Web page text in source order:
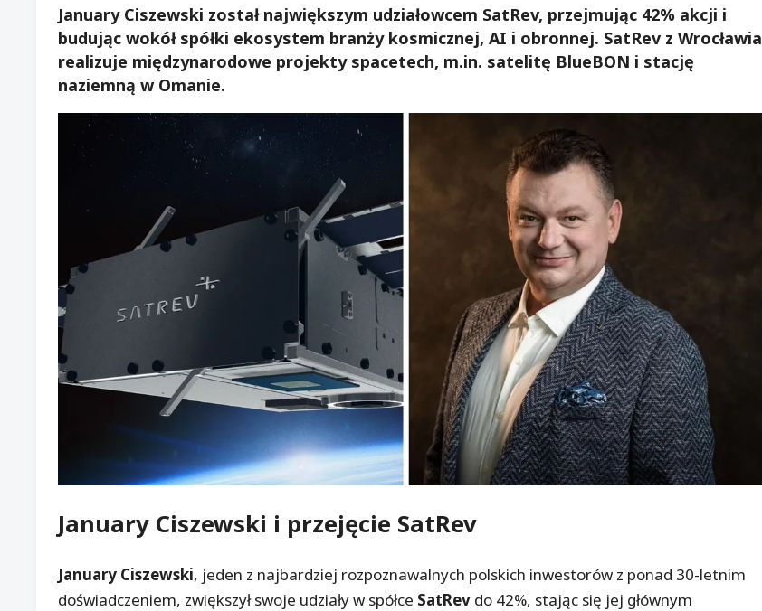
January Ciszewski został największym udziałowcem SatRev, przejmując 42% akcji i
budując wokół spółki ekosystem branży kosmicznej, AI i obronnej. SatRev z Wrocławia
realizuje międzynarodowe projekty spacetech, m.in. satelitę BlueBON i stację
naziemną w Omanie.
January Ciszewski i przejęcie SatRev
January Ciszewski, jeden z najbardziej rozpoznawalnych polskich inwestorów z ponad 30-letnim
doświadczeniem, zwiększył swoje udziały w spółce SatRev do 42%, stając się jej głównym